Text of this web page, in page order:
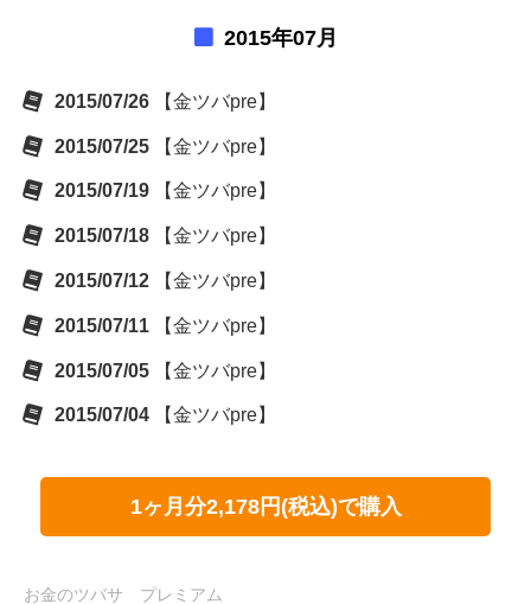
2015年07月
2015/07/26 【金ツバpre】
2015/07/25 【金ツバpre】
2015/07/19 【金ツバpre】
2015/07/18 【金ツバpre】
2015/07/12 【金ツバpre】
2015/07/11 【金ツバpre】
2015/07/05 【金ツバpre】
2015/07/04 【金ツバpre】
1ヶ月分2,178円(税込)で購入
お金のツバサ プレミアム